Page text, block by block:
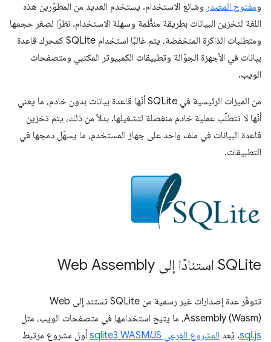
ومفتوح المصدر وشائع الاستخدام. يستخدم العديد من المطوّرين هذه
اللغة لتخزين البيانات بطريقة منظَّمة وسهلة الاستخدام. نظرًا لصغر حجمها
ومتطلبات الذاكرة المنخفضة، يتم غالبًا استخدام SQLite كمحرك قاعدة
بيانات في الأجهزة الجوّالة وتطبيقات الكمبيوتر المكتبي ومتصفحات
الويب.
من الميزات الرئيسية في SQLite أنّها قاعدة بيانات بدون خادم، ما يعني
أنّها لا تتطلّب عملية خادم منفصلة لتشغيلها. بدلاً من ذلك، يتم تخزين
قاعدة البيانات في ملف واحد على جهاز المستخدم، ما يسهّل دمجها في
التطبيقات.
‫SQLite استنادًا إلى Web Assembly
تتوفّر عدة إصدارات غير رسمية من SQLite تستند إلى Web
Assembly (Wasm)، ما يتيح استخدامها في متصفحات الويب، مثل
sql.js. يُعد المشروع الفرعي sqlite3 WASM/JS
أول مشروع مرتبط